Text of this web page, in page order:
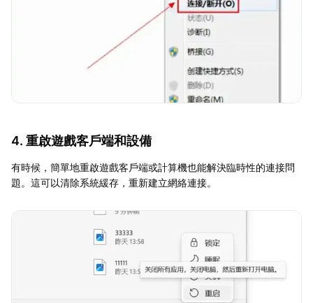
4. 重啟遊戲客戶端和設備
有時候，簡單地重啟遊戲客戶端或計算機也能解決臨時性的連接問
題。這可以清除系統緩存，重新建立網絡連接。